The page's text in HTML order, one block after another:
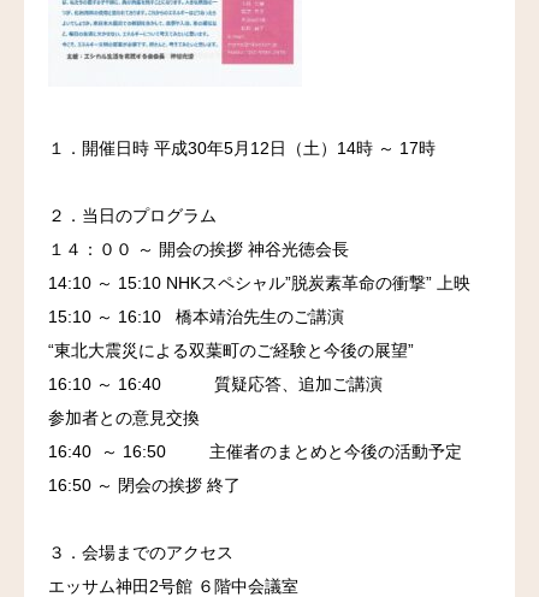
１．開催日時 平成30年5月12日（土）14時 ～ 17時
２．当日のプログラム
１４：００ ～ 開会の挨拶 神谷光徳会長
14:10 ～ 15:10 NHKスペシャル”脱炭素革命の衝撃” 上映
15:10 ～ 16:10 橋本靖治先生のご講演
“東北大震災による双葉町のご経験と今後の展望”
16:10 ～ 16:40 質疑応答、追加ご講演
参加者との意見交換
16:40 ～ 16:50 主催者のまとめと今後の活動予定
16:50 ～ 閉会の挨拶 終了
３．会場までのアクセス
エッサム神田2号館 ６階中会議室